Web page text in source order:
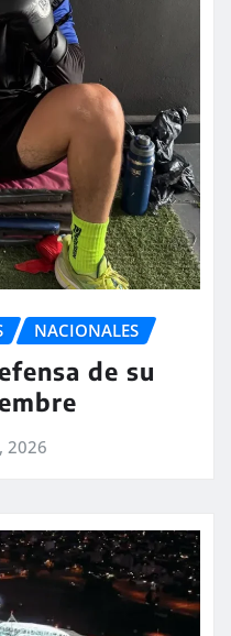
NACIONALES
de su
2026